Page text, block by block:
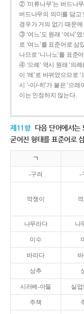
② ‘미류나무’는 버드나
버드나무의 의미를 담고
경우가 거의 없기 때문에
③ ‘여느’도 원래 ‘여늬’
로 ‘여느’를 표준어로 삼
나므로 ‘니나노’를 표준
④ ‘으례’ 역시 원래 ‘의례
이 ‘레’로 바뀌었으므로
시 ‘-이/-히’가 붙은 ‘으
이는 인정하지 않는다.
제11항 다음 단어에서는
굳어진 형태를 표준어로
ㄱ
-구려 -
깍쟁이
나무라다 나
미수
바라다
상추
시러베-아들 실업
주책